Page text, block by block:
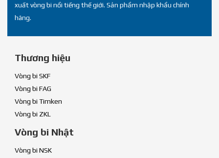
xuất vòng bi nổi tiếng thế giới. Sản phẩm nhập khẩu chính
hãng.
Thương hiệu
Vòng bi SKF
Vòng bi FAG
Vòng bi Timken
Vòng bi ZKL
Vòng bi Nhật
Vòng bi NSK